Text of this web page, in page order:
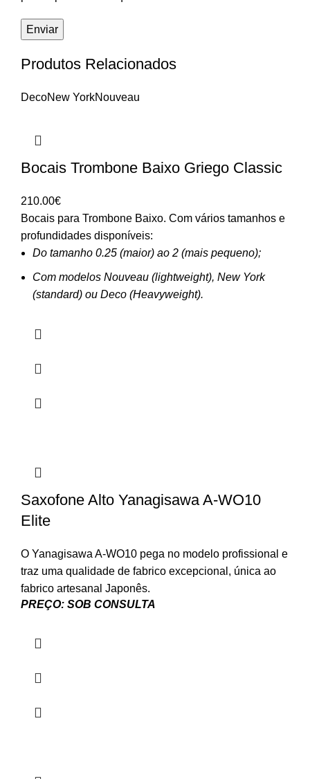
Produtos Relacionados
DecoNew YorkNouveau
Bocais Trombone Baixo Griego Classic
210.00€
Bocais para Trombone Baixo. Com vários tamanhos e
profundidades disponíveis:
Do tamanho 0.25 (maior) ao 2 (mais pequeno);
Com modelos Nouveau (lightweight), New York
(standard) ou Deco (Heavyweight).
Saxofone Alto Yanagisawa A-WO10
Elite
O Yanagisawa A-WO10 pega no modelo profissional e
traz uma qualidade de fabrico excepcional, única ao
fabrico artesanal Japonês.
PREÇO: SOB CONSULTA